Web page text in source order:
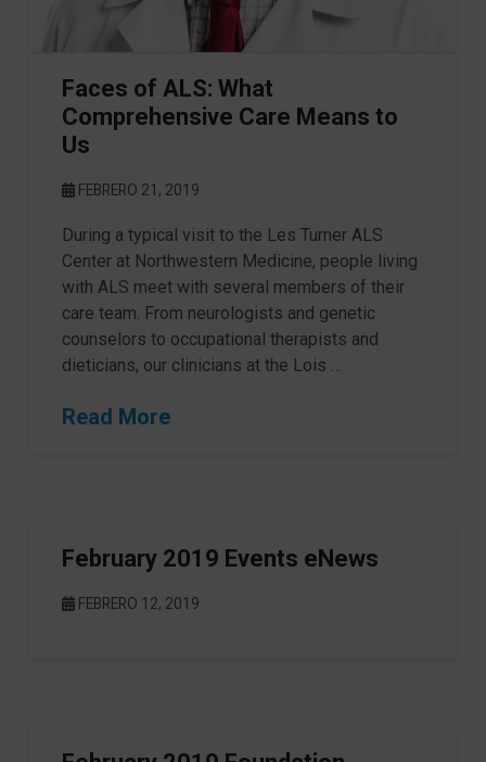
Faces of ALS: What
Comprehensive Care Means to
Us
FEBRERO 21, 2019
During a typical visit to the Les Turner ALS
Center at Northwestern Medicine, people living
with ALS meet with several members of their
care team. From neurologists and genetic
counselors to occupational therapists and
dieticians, our clinicians at the Lois …
Read More
February 2019 Events eNews
FEBRERO 12, 2019